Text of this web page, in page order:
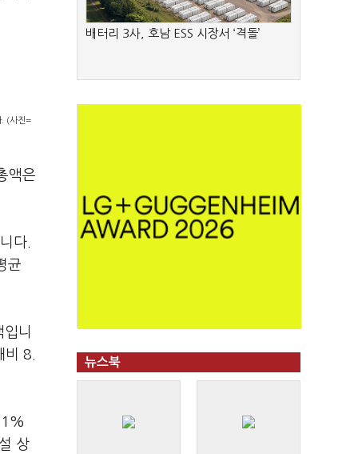
. (사진=
액은
다.
균
니
8.
상
배터리 3사, 호남 ESS 시장서 ‘격돌’
뉴스북